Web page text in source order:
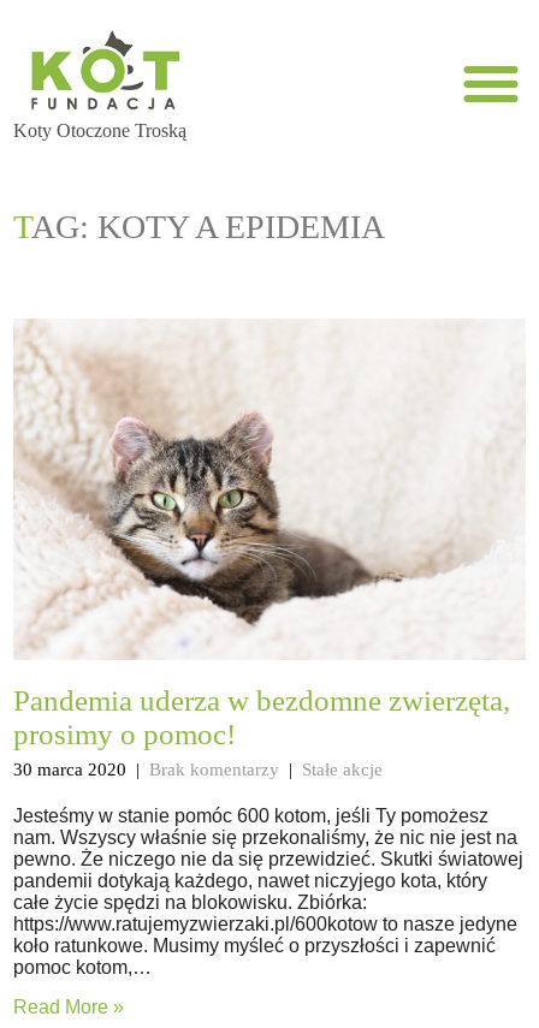
Koty Otoczone Troską
TAG: KOTY A EPIDEMIA
Pandemia uderza w bezdomne zwierzęta,
prosimy o pomoc!
30 marca 2020 |Brak komentarzy | Stałe akcje
Jesteśmy w stanie pomóc 600 kotom, jeśli Ty pomożesz
nam. Wszyscy właśnie się przekonaliśmy, że nic nie jest na
pewno. Że niczego nie da się przewidzieć. Skutki światowej
pandemii dotykają każdego, nawet niczyjego kota, który
całe życie spędzi na blokowisku. Zbiórka:
https://www.ratujemyzwierzaki.pl/600kotow to nasze jedyne
koło ratunkowe. Musimy myśleć o przyszłości i zapewnić
pomoc kotom,…
Read More »